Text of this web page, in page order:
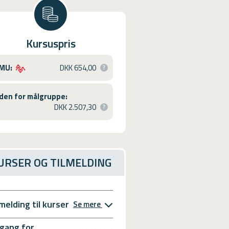
Kursuspris
DKK 654,00
for målgruppe:
DKK 2.507,30
OG TILMELDING
til kurser Se mere